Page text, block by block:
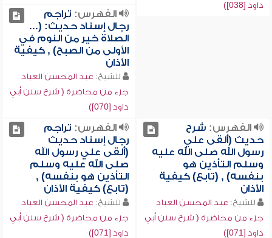
داود [038])
الفهرس: تراجم
رجال إسناد حديث: (...
الصلاة خير من النوم في
الأولى من الصبح) , كيفية
الأذان
للشيخ: عبد المحسن العباد
جزء من محاضرة ( شرح سنن أبي
داود [070])
الفهرس: شرح
حديث (ألقى علي
رسول الله صلى الله عليه
وسلم التأذين هو
بنفسه) , (تابع) كيفية
الأذان
للشيخ: عبد المحسن العباد
جزء من محاضرة ( شرح سنن أبي
داود [071])
الفهرس: تراجم
رجال إسناد حديث
(ألقى علي رسول الله
صلى الله عليه وسلم
التأذين هو بنفسه) ,
(تابع) كيفية الأذان
للشيخ: عبد المحسن العباد
جزء من محاضرة ( شرح سنن أبي
داود [071])